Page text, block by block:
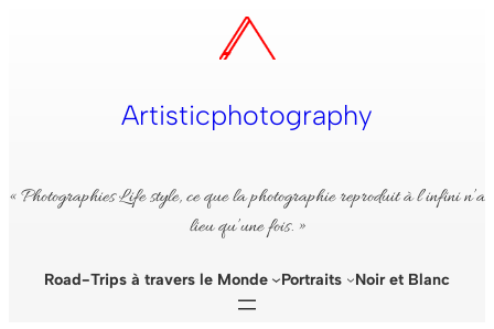
Artisticphotography
« Photographies Life style, ce que la photographie reproduit à l’infini n’a
lieu qu’une fois. »
Road-Trips à travers le Monde Portraits Noir et Blanc